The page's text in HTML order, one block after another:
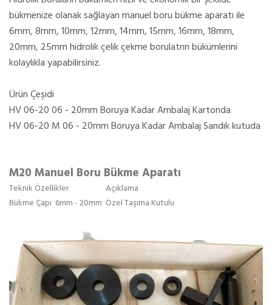
bükmenize olanak sağlayan manuel boru bükme aparatı ile
6mm, 8mm, 10mm, 12mm, 14mm, 15mm, 16mm, 18mm,
20mm, 25mm hidrolik çelik çekme borulatrın bükümlerini
kolaylıkla yapabilirsiniz.
Ürün Çeşidi
HV 06-20 06 - 20mm Boruya Kadar Ambalaj Kartonda
HV 06-20 M 06 - 20mm Boruya Kadar Ambalaj Sandık kutuda
M20 Manuel Boru Bükme Aparatı
Teknik Özellikler
Açıklama
Bükme Çapı 6mm - 20mm Özel Taşıma Kutulu